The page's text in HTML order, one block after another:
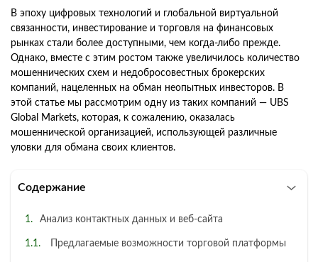
В эпоху цифровых технологий и глобальной виртуальной
связанности, инвестирование и торговля на финансовых
рынках стали более доступными, чем когда-либо прежде.
Однако, вместе с этим ростом также увеличилось количество
мошеннических схем и недобросовестных брокерских
компаний, нацеленных на обман неопытных инвесторов. В
этой статье мы рассмотрим одну из таких компаний — UBS
Global Markets, которая, к сожалению, оказалась
мошеннической организацией, использующей различные
уловки для обмана своих клиентов.
Содержание
Анализ контактных данных и веб-сайта
Предлагаемые возможности торговой платформы